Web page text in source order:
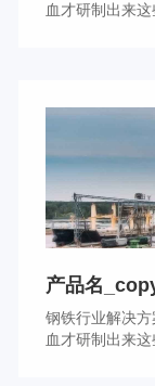
血才研制出来这
产品名
钢铁行业解决
血才研制出来这